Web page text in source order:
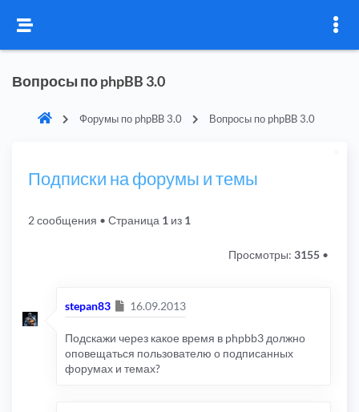
Вопросы по phpBB 3.0
Форумы по phpBB 3.0 Вопросы по phpBB 3.0
Подписки на форумы и темы
2 сообщения • Страница 1 из 1
Просмотры: 3155 •
stepan83 Сообщение
16.09.2013
Подскажи через какое время в phpbb3 должно
оповещаться пользователю о подписанных
форумах и темах?